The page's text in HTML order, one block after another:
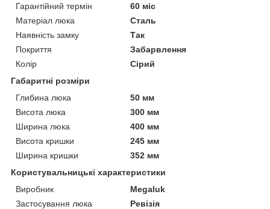
Гарантійний термін
60 міс
Матеріал люка
Сталь
Наявність замку
Так
Покриття
Забарвлення
Колір
Сірий
Габаритні розміри
Глибина люка
50 мм
Висота люка
300 мм
Ширина люка
400 мм
Висота кришки
245 мм
Ширина кришки
352 мм
Користувальницькі характеристики
Виробник
Megaluk
Застосування люка
Ревізія